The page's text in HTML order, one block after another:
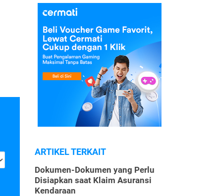
ARTIKEL TERKAIT
Dokumen-Dokumen yang Perlu
Disiapkan saat Klaim Asuransi
Kendaraan